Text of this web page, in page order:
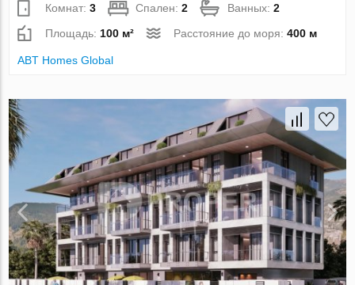
Комнат:3 Спален:2 Ванных:2
Площадь: 100 м² Расстояние до моря:400 м
ABT Homes Global